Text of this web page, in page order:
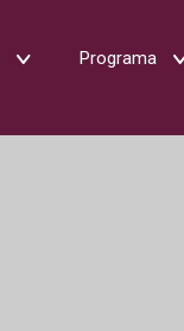
Programa